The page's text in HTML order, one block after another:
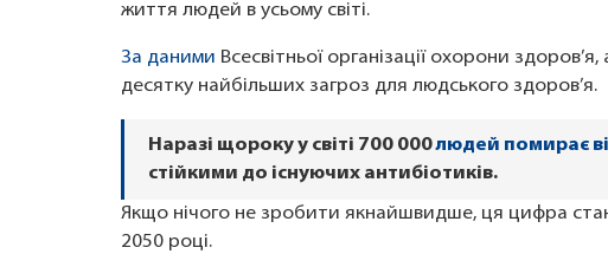
життя людей в усьому світі.
За даними Всесвітньої організації охорони
десятку найбільших загроз для людського здоров’я.
Наразі щороку у світі 700 000людей помирає
стійкими до існуючих антибіотиків.
Якщо нічого не зробити якнайшвидше, ця цифра
2050 році.